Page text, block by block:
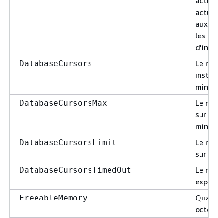
aux
les
DatabaseCursors
Le
DatabaseCursorsMax
Le
sur
DatabaseCursorsLimit
Le
sur
DatabaseCursorsTimedOut
Le
FreeableMemory